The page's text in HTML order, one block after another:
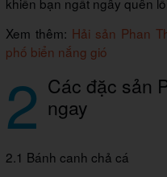
Xem thêm: Hải sản Phan
phố biển nắng gió
2 Các đặc sản
ngay
2.1 Bánh canh chả cá